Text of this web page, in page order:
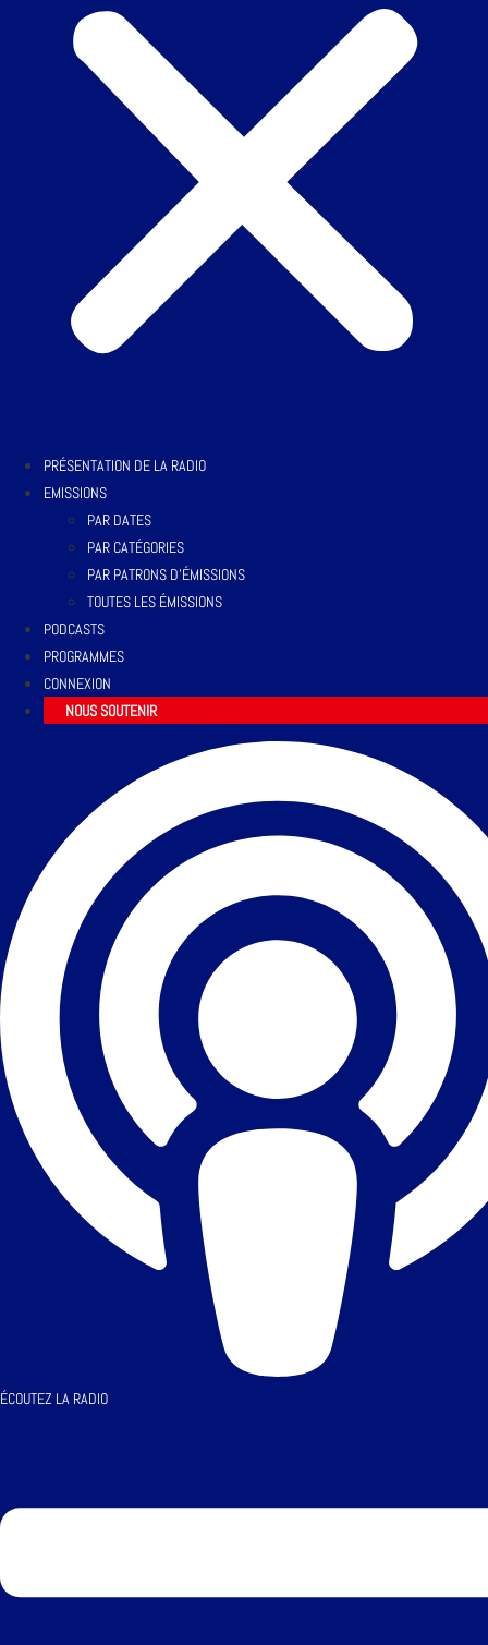
PRÉSENTATION DE LA RADIO
EMISSIONS
PAR DATES
PAR CATÉGORIES
PAR PATRONS D’ÉMISSIONS
TOUTES LES ÉMISSIONS
PODCASTS
PROGRAMMES
CONNEXION
NOUS SOUTENIR
ÉCOUTEZ LA RADIO